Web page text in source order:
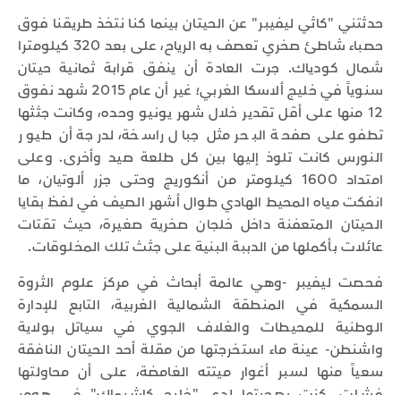
حدثتني "كاثي ليفيبر" عن الحيتان بينما كنا نتخذ طريقنا فوق
حصباء شاطئ صخري تعصف به الرياح، على بعد 320 كيلومترا
شمال كودياك. جرت العادة أن ينفق قرابة ثمانية حيتان
سنوياً في خليج ألاسكا الغربي؛ غير أن عام 2015 شهد نفوق
12 منها على أقل تقدير خلال شهر يونيو وحده، وكانت جثثها
تطفو على صفحة البحر مثل جبال راسخة، لدرجة أن طيور
النورس كانت تلوذ إليها بين كل طلعة صيد وأخرى. وعلى
امتداد 1600 كيلومتر من أنكوريج وحتى جزر ألوتيان، ما
انفكت مياه المحيط الهادي طوال أشهر الصيف في لفظ بقايا
الحيتان المتعفنة داخل خلجان صخرية صغيرة، حيث تقتات
عائلات بأكملها من الدببة البنية على جثث تلك المخلوقات.
فحصت ليفيبر -وهي عالمة أبحاث في مركز علوم الثروة
السمكية في المنطقة الشمالية الغربية، التابع للإدارة
الوطنية للمحيطات والغلاف الجوي في سياتل بولاية
واشنطن- عينة ماء استخرجتها من مقلة أحد الحيتان النافقة
سعياً منها لسبر أغوار ميتته الغامضة، على أن محاولتها